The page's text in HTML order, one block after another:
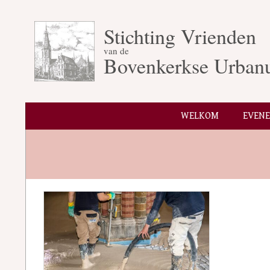
Stichting Vrienden
van de
Bovenkerkse
WELKOM